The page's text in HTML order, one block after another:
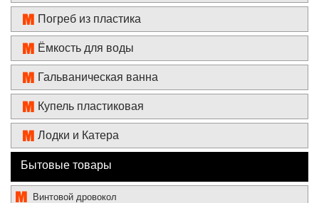
Погреб из пластика
Ёмкость для воды
Гальваническая ванна
Купель пластиковая
Лодки и Катера
Бытовые товары
Винтовой дровокол